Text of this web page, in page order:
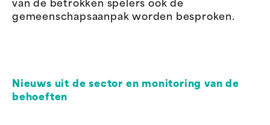
van de betrokken spelers ook de
gemeenschapsaanpak worden besproken.
Nieuws uit de sector en monitoring van de
behoeften